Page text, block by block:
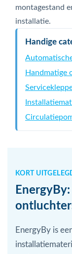
montagestand
installatie.
Handige
Handmatige
KORT
EnergyBy is